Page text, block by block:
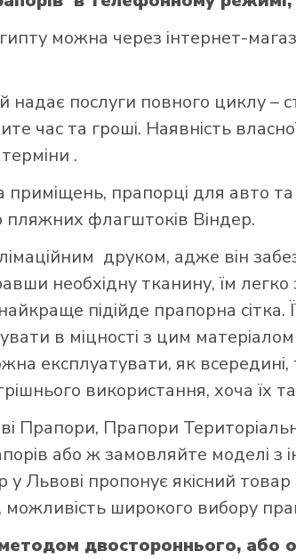
можна через інтернет-
послуги повного циклу –
час та гроші. Наявність
.
прапорці для авто
флагштоків Віндер.
друком, адже він
необхідну тканину, їм
підійде прапорна сітка.
в міцності з цим
експлуатувати, як
використання, хоча їх
Прапори, Прапори
або ж замовляйте моделі з
Львові пропонує якісний
можливість широкого вибору
двостороннього, або